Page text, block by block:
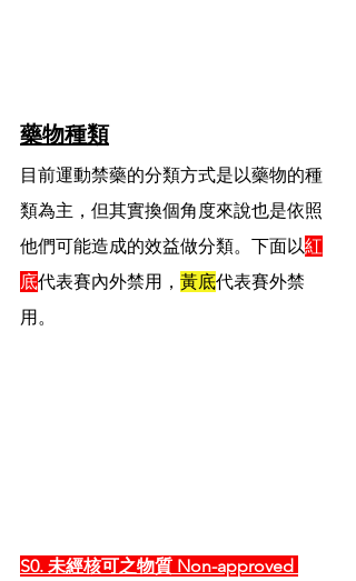
藥物種類
目前運動禁藥的分類方式是以藥物的種
類為主，但其實換個角度來說也是依照
他們可能造成的效益做分類。下面以紅
底代表賽內外禁用， 黃底代表賽外禁
用。
S0. 未經核可之物質 Non-approved